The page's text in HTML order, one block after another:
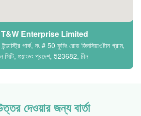
Enterprise Limited
ইন্ডাস্ট্রি পার্ক, নং # 50 ফুমিং রোড জিনসিয়াওটান গ্রাম,
সিটি, গুয়াংডং প্রদেশ, 523682, চীন
দেওয়ার জন্য বার্তা